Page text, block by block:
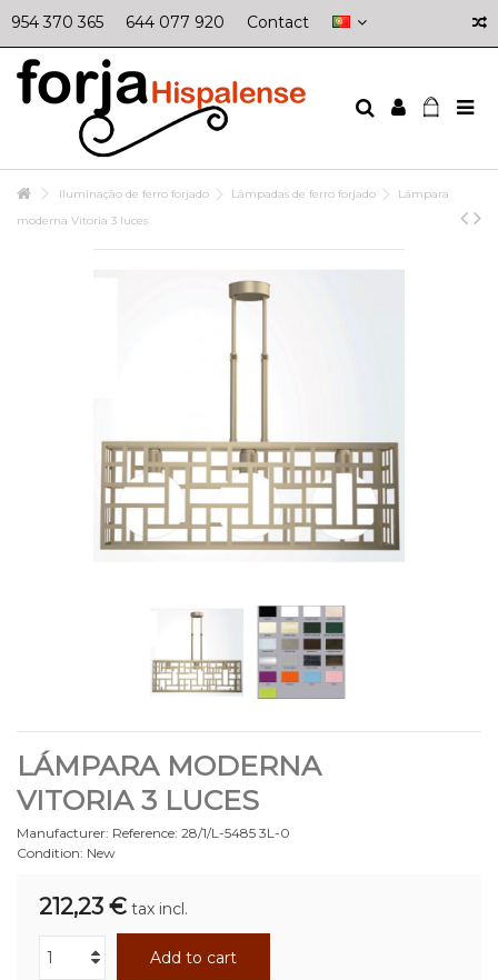
954 370 365 644 077 920 Contact
Iluminação de ferro forjado Lâmpadas de ferro forjado
Lámpara
moderna Vitoria 3 luces
LÁMPARA MODERNA
VITORIA 3 LUCES
Manufacturer: Reference: 28/1/L-5485 3L-0
Condition: New
212,23 € tax incl.
Add to cart